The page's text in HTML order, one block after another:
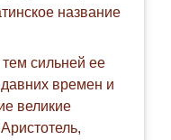
название
сильней ее
времен и
великие